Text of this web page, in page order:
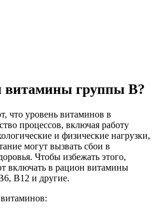
витамины группы В?
что уровень витаминов в
процессов, включая работу
и физические нагрузки,
могут вызвать сбои в
Чтобы избежать этого,
включать в рацион витамины
B12 и другие.